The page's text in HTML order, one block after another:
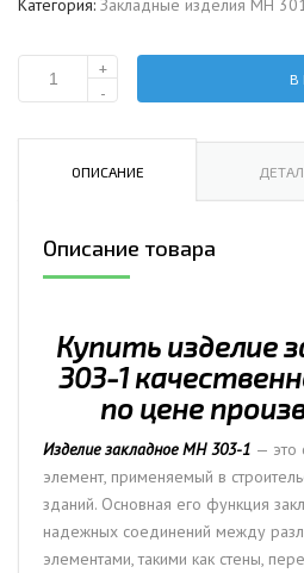
Количество
закладное
+
-
В
ОПИСАНИЕ
Описание товара
Купить изделие
303-1
по цене
Изделие закладное МН 303-1 — это
элемент, применяемый в
зданий. Основная его функция
надежных соединений между
элементами, такими как стены,